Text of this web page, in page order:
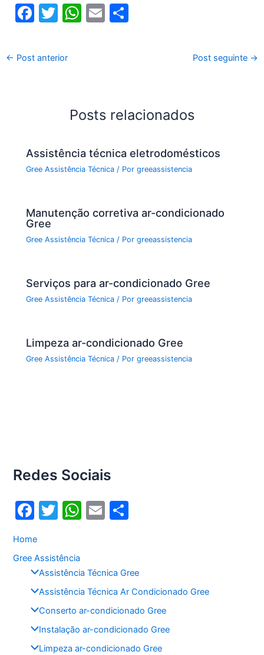
F
c
e
T
itt
er
W
p
p
E
← Post anterior Post seguinte →
Posts relacionados
Assistência técnica eletrodomésticos
Gree Assistência Técnica / Porgreeassistencia
Manutenção corretiva ar-condicionado
Gree
Gree Assistência Técnica / Porgreeassistencia
Serviços para ar-condicionado Gree
Gree Assistência Técnica / Porgreeassistencia
Limpeza ar-condicionado Gree
Gree Assistência Técnica / Porgreeassistencia
Redes Sociais
F
c
e
b
o
o
k
T
itt
er
W
s
A
p
p
E
l
e
Home
Gree Assistência
Assistência Técnica Gree
Assistência Técnica Ar Condicionado Gree
Conserto ar-condicionado Gree
Instalação ar-condicionado Gree
Limpeza ar-condicionado Gree